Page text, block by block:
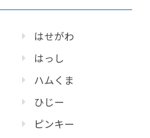
はせがわ
はっし
ハムくま
ひじー
ピンキー